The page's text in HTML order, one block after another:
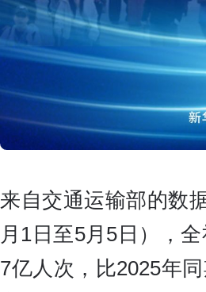
来自交通运输部的数
月1日至5月5日），
7亿人次，比2025年